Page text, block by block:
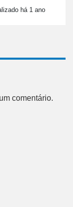
há 1 ano
comentário.